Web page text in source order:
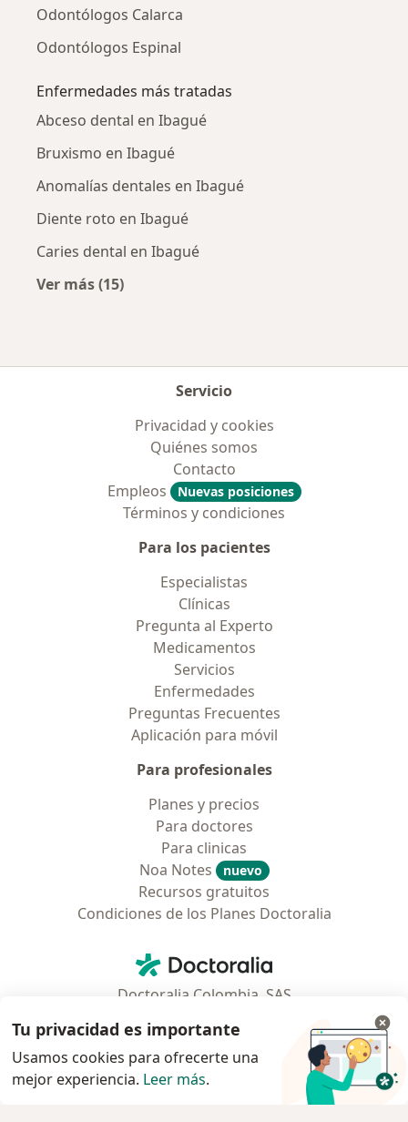
Odontólogos Calarca
Odontólogos Espinal
Enfermedades más tratadas
Abceso dental en Ibagué
Bruxismo en Ibagué
Anomalías dentales en Ibagué
Diente roto en Ibagué
Caries dental en Ibagué
Ver más (15)
Servicio
Privacidad y cookies
Quiénes somos
Contacto
Empleos
Nuevas posiciones
Términos y condiciones
Para los pacientes
Especialistas
Clínicas
Pregunta al Experto
Medicamentos
Servicios
Enfermedades
Preguntas Frecuentes
Aplicación para móvil
Para profesionales
Planes y precios
Para doctores
Para clinicas
Noa Notes
nuevo
Recursos gratuitos
Condiciones de los Planes Doctoralia
Doctoralia - Página de inicio
Doctoralia Colombia, SAS
Municipio: Bogotá D.C., Colombia
Tu privacidad es importante
Usamos cookies para ofrecerte una
mejor experiencia. Leer más.